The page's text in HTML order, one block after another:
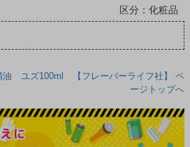
区分：化粧品
ユズ100ml 【フレーバーライフ社】 ペ
ージトップへ